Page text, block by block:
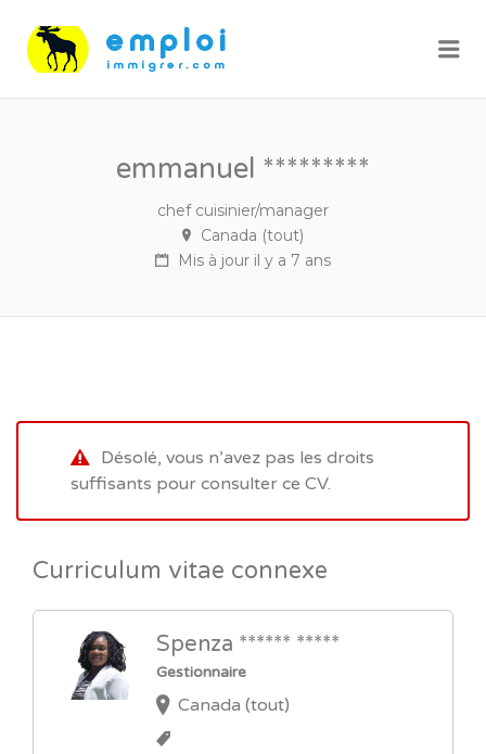
emmanuel *********
chef cuisinier/manager
Canada (tout)
Mis à jour il y a 7 ans
Désolé, vous n’avez pas les droits
suffisants pour consulter ce CV.
Curriculum vitae connexe
Spenza ****** *****
Gestionnaire
Canada (tout)